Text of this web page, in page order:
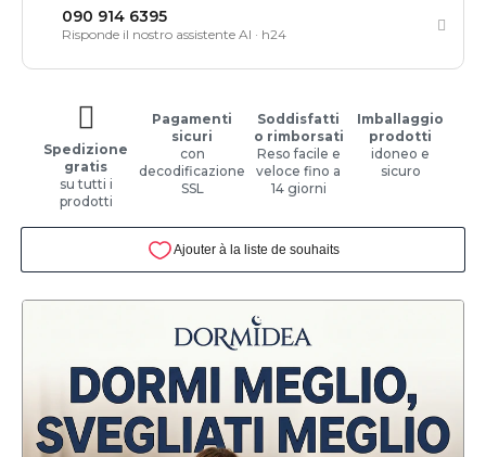
090 914 6395
Risponde il nostro assistente AI · h24
Spedizione
gratis
su tutti i
prodotti
Pagamenti
sicuri
con
decodificazione
SSL
Soddisfatti
o rimborsati
Reso facile e
veloce fino a
14 giorni
Imballaggio
prodotti
idoneo e
sicuro